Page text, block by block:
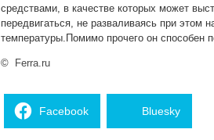
средствами, в качестве которых может
передвигаться, не разваливаясь при этом
температуры.Помимо прочего он способен
© Ferra.ru
Facebook Bluesky